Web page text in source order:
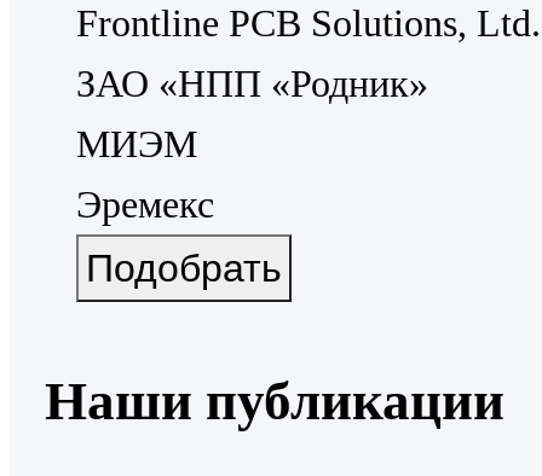
Frontline PCB Solutions, Ltd.
ЗАО «НПП «Родник»
МИЭМ
Эремекс
Наши публикации